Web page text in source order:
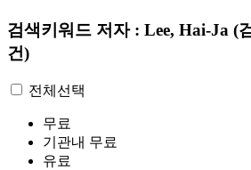
검색키워드 저자 : Lee, Hai-Ja (
건)
전체선택
무료
기관내 무료
유료